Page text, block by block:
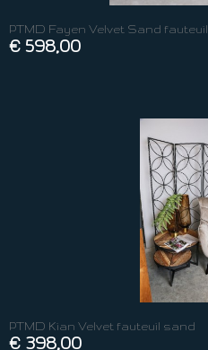
PTMD Fayen Velvet Sand fauteuil
€ 598,00
PTMD Kian Velvet fauteuil sand
€ 398,00